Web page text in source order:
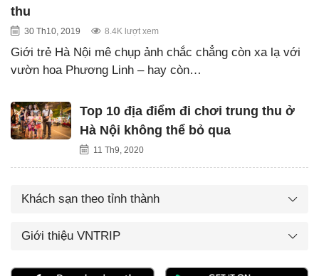
thu
30 Th10, 2019 8.4K lượt xem
Giới trẻ Hà Nội mê chụp ảnh chắc chẳng còn xa lạ với
vườn hoa Phương Linh – hay còn…
Top 10 địa điểm đi chơi trung thu ở
Hà Nội không thể bỏ qua
11 Th9, 2020
Khách sạn theo tỉnh thành
Giới thiệu VNTRIP